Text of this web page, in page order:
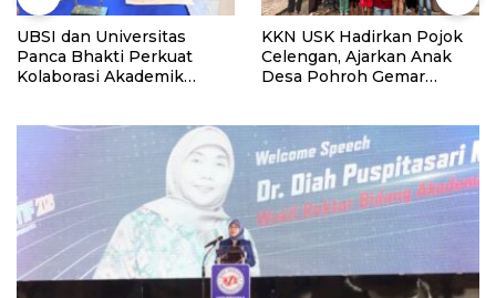
UBSI dan Universitas
Panca Bhakti Perkuat
Kolaborasi Akademik
KKN USK Hadirkan Pojok
Celengan, Ajarkan Anak
Desa Pohroh Gemar